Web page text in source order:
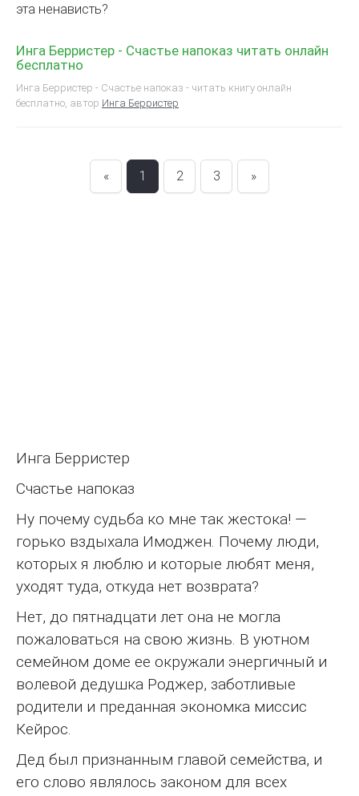
эта ненависть?
Инга Берристер - Счастье напоказ читать онлайн
бесплатно
Инга Берристер - Счастье напоказ - читать книгу онлайн
бесплатно, автор Инга Берристер
« 1 2 3 »
Инга Берристер
Счастье напоказ
Ну почему судьба ко мне так жестока! —
горько вздыхала Имоджен. Почему люди,
которых я люблю и которые любят меня,
уходят туда, откуда нет возврата?
Нет, до пятнадцати лет она не могла
пожаловаться на свою жизнь. В уютном
семейном доме ее окружали энергичный и
волевой дедушка Роджер, заботливые
родители и преданная экономка миссис
Кейрос.
Дед был признанным главой семейства, и
его слово являлось законом для всех